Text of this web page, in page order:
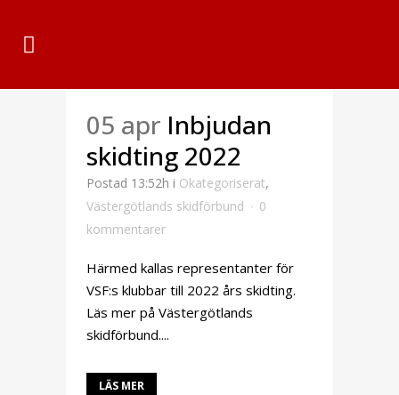
05 apr Inbjudan
skidting 2022
Postad 13:52h i Okategoriserat,
Västergötlands skidförbund
0
kommentarer
Härmed kallas representanter för
VSF:s klubbar till 2022 års skidting.
Läs mer på Västergötlands
skidförbund....
LÄS MER